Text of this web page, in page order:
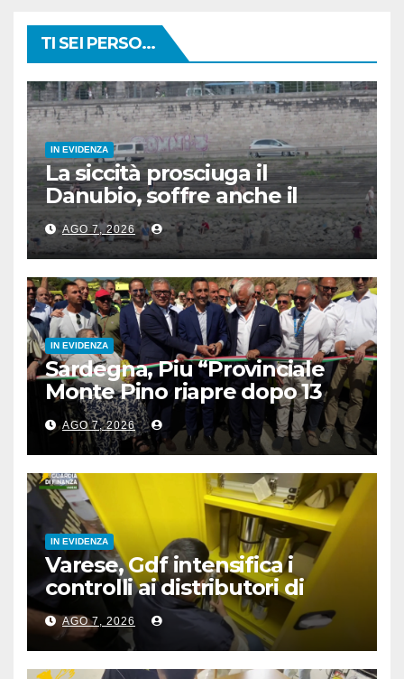
TI SEI PERSO...
IN EVIDENZA
La siccità prosciuga il
Danubio, soffre anche il
turismo
AGO 7, 2026
IN EVIDENZA
Sardegna, Piu “Provinciale
Monte Pino riapre dopo 13
anni, opera fondamentale”
AGO 7, 2026
IN EVIDENZA
Varese, Gdf intensifica i
controlli ai distributori di
carburante, 6 multati
AGO 7, 2026